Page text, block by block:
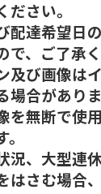
さい。
配達希望日
で、ご了承く
び画像は
合がありま
を無断で使
況、大型連
はさむ場合